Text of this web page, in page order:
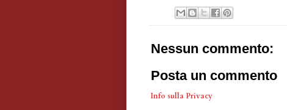
Nessun commento:
Posta un commento
Info sulla Privacy